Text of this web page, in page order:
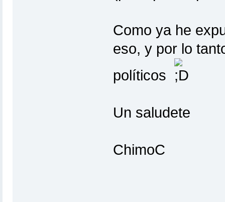
Como ya he
eso, y por lo
políticos
Un saludete
ChimoC